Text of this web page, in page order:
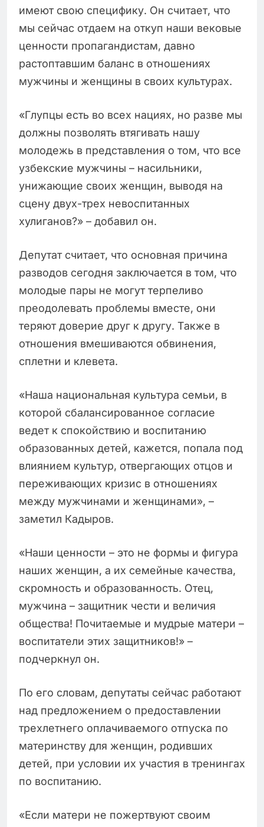
имеют свою специфику. Он считает, что
мы сейчас отдаем на откуп наши вековые
ценности пропагандистам, давно
растоптавшим баланс в отношениях
мужчины и женщины в своих культурах.
«Глупцы есть во всех нациях, но разве мы
должны позволять втягивать нашу
молодежь в представления о том, что все
узбекские мужчины – насильники,
унижающие своих женщин, выводя на
сцену двух-трех невоспитанных
хулиганов?» – добавил он.
Депутат считает, что основная причина
разводов сегодня заключается в том, что
молодые пары не могут терпеливо
преодолевать проблемы вместе, они
теряют доверие друг к другу. Также в
отношения вмешиваются обвинения,
сплетни и клевета.
«Наша национальная культура семьи, в
которой сбалансированное согласие
ведет к спокойствию и воспитанию
образованных детей, кажется, попала под
влиянием культур, отвергающих отцов и
переживающих кризис в отношениях
между мужчинами и женщинами», –
заметил Кадыров.
«Наши ценности – это не формы и фигура
наших женщин, а их семейные качества,
скромность и образованность. Отец,
мужчина – защитник чести и величия
общества! Почитаемые и мудрые матери –
воспитатели этих защитников!» –
подчеркнул он.
По его словам, депутаты сейчас работают
над предложением о предоставлении
трехлетнего оплачиваемого отпуска по
материнству для женщин, родивших
детей, при условии их участия в тренингах
по воспитанию.
«Если матери не пожертвуют своим